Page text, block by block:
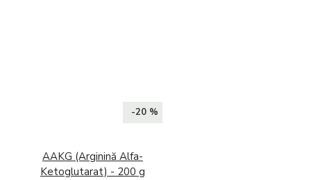
-20 %
AAKG (Arginină Alfa-
Ketoglutarat) - 200 g